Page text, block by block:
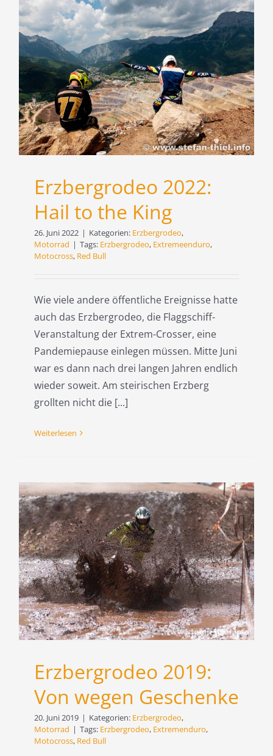
Erzbergrodeo 2022:
Hail to the King
26. Juni 2022 | Kategorien: Erzbergrodeo,
Motorrad | Tags: Erzbergrodeo, Extremeenduro,
Motocross, Red Bull
Wie viele andere öffentliche Ereignisse hatte
auch das Erzbergrodeo, die Flaggschiff-
Veranstaltung der Extrem-Crosser, eine
Pandemiepause einlegen müssen. Mitte Juni
war es dann nach drei langen Jahren endlich
wieder soweit. Am steirischen Erzberg
grollten nicht die [...]
Weiterlesen
Erzbergrodeo 2019:
Von wegen Geschenke
20. Juni 2019 | Kategorien: Erzbergrodeo,
Motorrad | Tags: Erzbergrodeo, Extremenduro,
Motocross, Red Bull